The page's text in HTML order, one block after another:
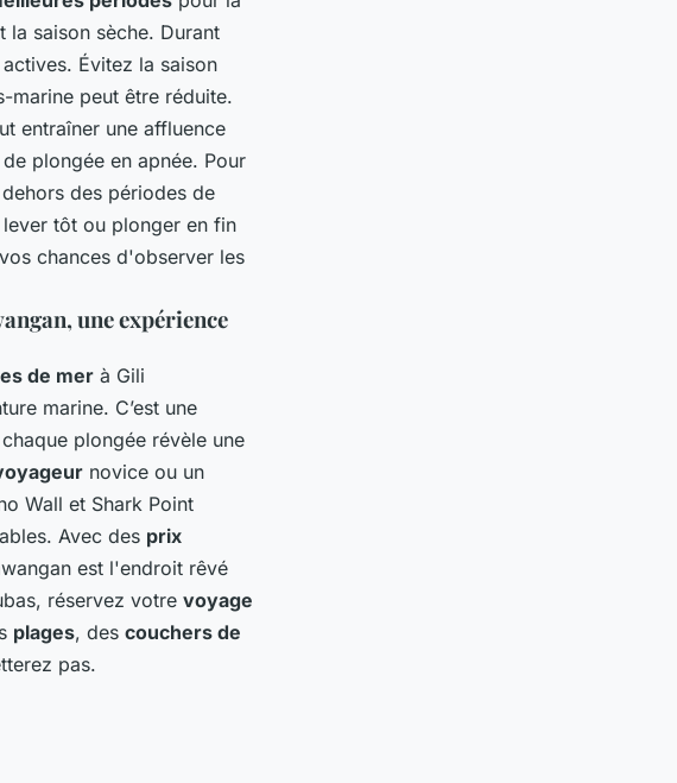
la saison sèche. Durant
Évitez la saison
marine peut être réduite.
entraîner une affluence
plongée en apnée. Pour
des périodes de
tôt ou plonger en fin
chances d'observer les
une expérience
de mer à Gili
marine. C’est une
plongée révèle une
novice ou un
Wall et Shark Point
Avec des prix
est l'endroit rêvé
réservez votre voyage
plages, des couchers de
pas.